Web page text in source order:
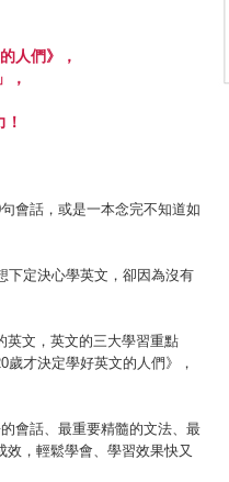
人們》，
，
會話，或是一本念完不知道如
下定決心學英文，卻因為沒有
英文，英文的三大學習重點
才決定學好英文的人們》，
會話、最重要精髓的文法、最
，輕鬆學會、學習效果快又